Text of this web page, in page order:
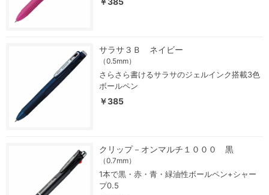
サラサ３Ｂ ネイビー
（0.5mm）
さらさら書けるサラサのジェルインク搭載3色
ボールペン
￥385
クリップ－オンマルチ１０００ 黒
（0.7mm）
1本で黒・赤・青・緑油性ボールペン+シャー
プ0.5